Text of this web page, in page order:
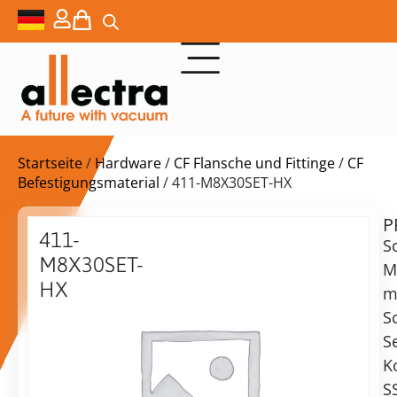
Startseite/ Hardware/ CF Flansche und Fittinge/ CF
Befestigungsmaterial / 411-M8X30SET-HX
411-
M8X30SET-
HX
Unterlegscheiben,
$
Alternative: